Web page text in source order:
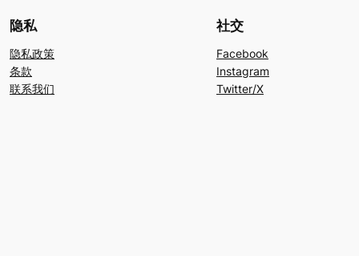
隐私
隐私政策
条款
联系我们
社交
Facebook
Instagram
Twitter/X